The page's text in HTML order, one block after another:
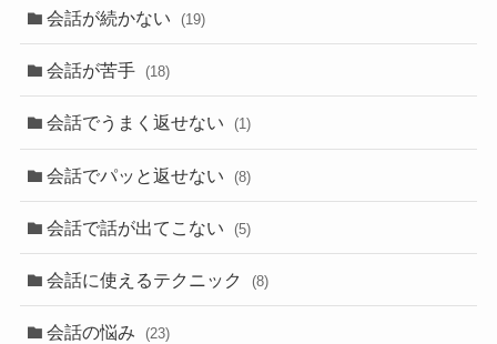
会話が続かない (19)
会話が苦手 (18)
会話でうまく返せない (1)
会話でパッと返せない (8)
会話で話が出てこない (5)
会話に使えるテクニック (8)
会話の悩み (23)